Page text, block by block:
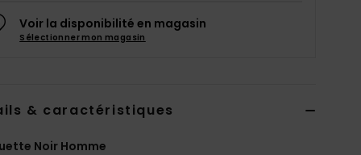
Voir la disponibilité en magasin
Sélectionner mon magasin
& caractéristiques
Noir Homme